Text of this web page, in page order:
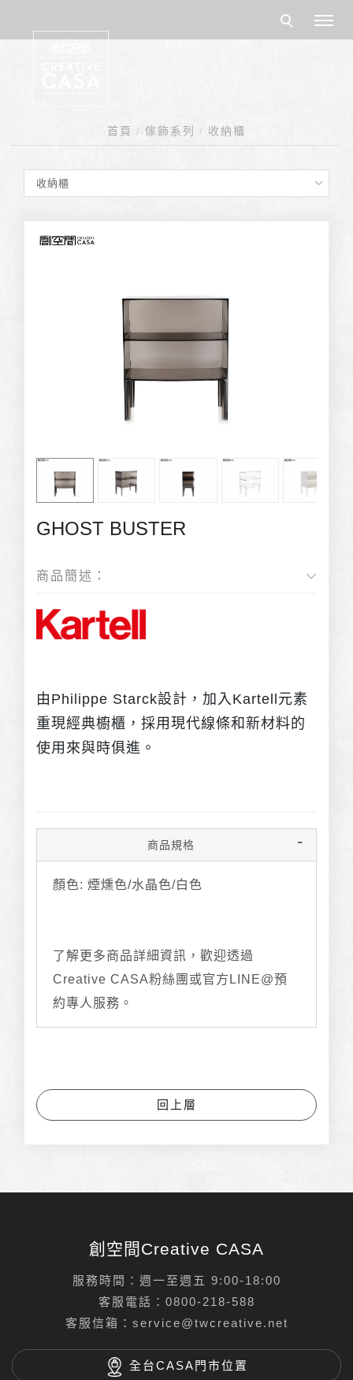
首頁 傢飾系列 收納櫃
GHOST BUSTER
商品簡述：
由Philippe Starck設計，加入Kartell元素
重現經典櫥櫃，採用現代線條和新材料的
使用來與時俱進。
商品規格
顏色: 煙燻色/水晶色/白色
了解更多商品詳細資訊，歡迎透過
Creative CASA粉絲團或官方LINE@預
約專人服務。
回上層
創空間Creative CASA
服務時間：週一至週五 9:00-18:00
客服電話： 0800-218-588
客服信箱： service@twcreative.net
全台CASA門市位置